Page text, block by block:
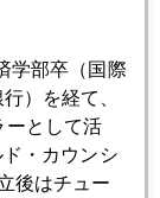
学部卒（国際
）を経て、
ーとして活
・カウンシ
後はチュー